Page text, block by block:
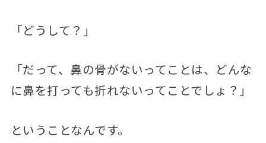
「どうして？」
「だって、鼻の骨がないってことは、どんな
に鼻を打っても折れないってことでしょ？」
ということなんです。